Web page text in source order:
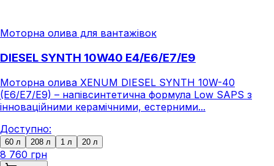
Моторна олива для вантажівок
DIESEL SYNTH 10W40 E4/E6/E7/E9
Моторна олива XENUM DIESEL SYNTH 10W-40
(E6/E7/E9) – напівсинтетична формула Low SAPS з
інноваційними керамічними, естерними...
Доступно:
60 л 208 л 1 л 20 л
8 760 грн